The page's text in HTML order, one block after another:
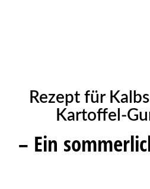
Rezept für
Kartoffel-
– Ein